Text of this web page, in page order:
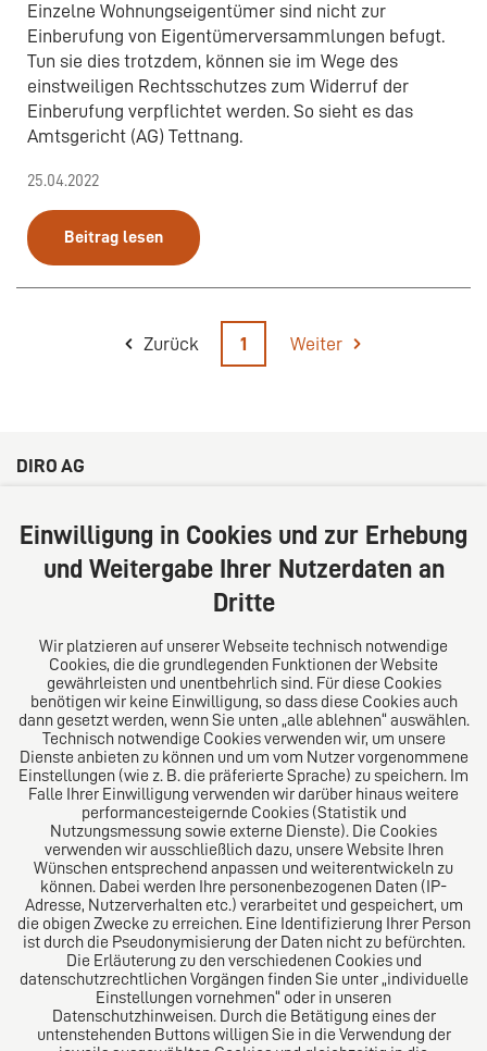
Einzelne Wohnungseigentümer sind nicht zur
Einberufung von Eigentümerversammlungen befugt.
Tun sie dies trotzdem, können sie im Wege des
einstweiligen Rechtsschutzes zum Widerruf der
Einberufung verpflichtet werden. So sieht es das
Amtsgericht (AG) Tettnang.
25.04.2022
Beitrag lesen
Zurück 1 Weiter
DIRO AG
20354 Hamburg
Deutschland
Tel: +49 (0) 40 41352231
Über uns
Das Kanzlei-Vertrauensnetzwerk. Aus Europa für die
Welt. Für den erfolgreichen Mittelstand.
Folgen Sie uns auf
Das europäische Kanzlei-Netzwerk
Einwilligung in Cookies und zur Erhebung
und Weitergabe Ihrer Nutzerdaten an
Dritte
Wir platzieren auf unserer Webseite technisch notwendige
Cookies, die die grundlegenden Funktionen der Website
gewährleisten und unentbehrlich sind. Für diese Cookies
benötigen wir keine Einwilligung, so dass diese Cookies auch
dann gesetzt werden, wenn Sie unten „alle ablehnen“ auswählen.
Technisch notwendige Cookies verwenden wir, um unsere
Dienste anbieten zu können und um vom Nutzer vorgenommene
Einstellungen (wie z. B. die präferierte Sprache) zu speichern. Im
Falle Ihrer Einwilligung verwenden wir darüber hinaus weitere
performancesteigernde Cookies (Statistik und
Nutzungsmessung sowie externe Dienste). Die Cookies
verwenden wir ausschließlich dazu, unsere Website Ihren
Wünschen entsprechend anpassen und weiterentwickeln zu
können. Dabei werden Ihre personenbezogenen Daten (IP-
Adresse, Nutzerverhalten etc.) verarbeitet und gespeichert, um
die obigen Zwecke zu erreichen. Eine Identifizierung Ihrer Person
ist durch die Pseudonymisierung der Daten nicht zu befürchten.
Die Erläuterung zu den verschiedenen Cookies und
datenschutzrechtlichen Vorgängen finden Sie unter „individuelle
Einstellungen vornehmen“ oder in unseren
Datenschutzhinweisen. Durch die Betätigung eines der
untenstehenden Buttons willigen Sie in die Verwendung der